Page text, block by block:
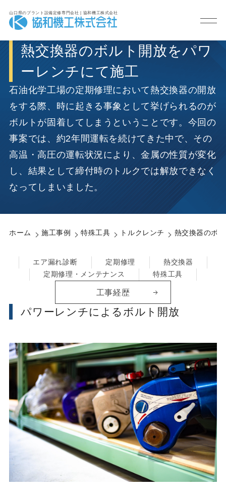
山口県のプラント設備定修専門会社 | 協和機工株式会社
熱交換器のボルト開放をパワ
ーレンチにて施工
石油化学工場の定期修理において熱交換器の開放
をする際、時に起きる事象として挙げられるのが
ボルトが固着してしまうということです。今回の
事案では、約2年間運転を続けてきた中で、その
高温・高圧の運転状況により、金属の性質が変化
し、結果として締付時のトルクでは解放できなく
なってしまいました。
ホーム 施工事例 特殊工具 トルクレンチ 熱交換器のボ
パワーレンチによるボルト開放
エア漏れ診断 定期修理
熱交換器
定期修理・メンテナンス
特殊工具
工事経歴